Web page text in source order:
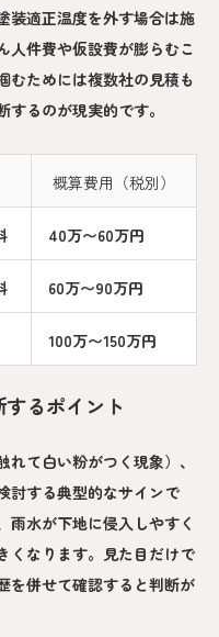
装適正温度を外す場合は施
人件費や仮設費が膨らむこ
むためには複数社の見積も
るのが現実的です。
概算費用（税別）
40万〜60万円
60万〜90万円
100万〜150万円
るポイント
て白い粉がつく現象）、
討する典型的なサインで
雨水が下地に侵入しやすく
くなります。見た目だけで
を併せて確認すると判断が